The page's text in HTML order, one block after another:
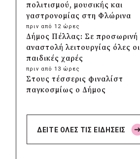
πολιτισμού, μουσικής και
γαστρονομίας στη Φλώρινα
πριν από 12 ώρες
Δήμος Πέλλας: Σε προσωρινή
αναστολή λειτουργίας όλες οι
παιδικές χαρές
πριν από 13 ώρες
Στους τέσσερις φιναλίστ
παγκοσμίως ο Δήμος
Δήμος Μετεώρων: Επενδύει
στην πρωτοβάθμια υγεία με
ΔΕΙΤΕ ΟΛΕΣ ΤΙΣ ΕΙΔΗΣΕΙΣ